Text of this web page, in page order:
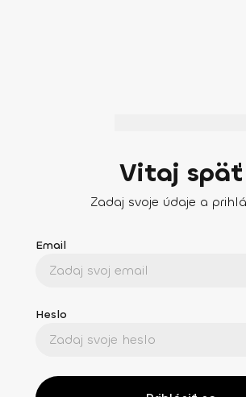
Vitaj späť
Zadaj svoje údaje a
Email
Heslo